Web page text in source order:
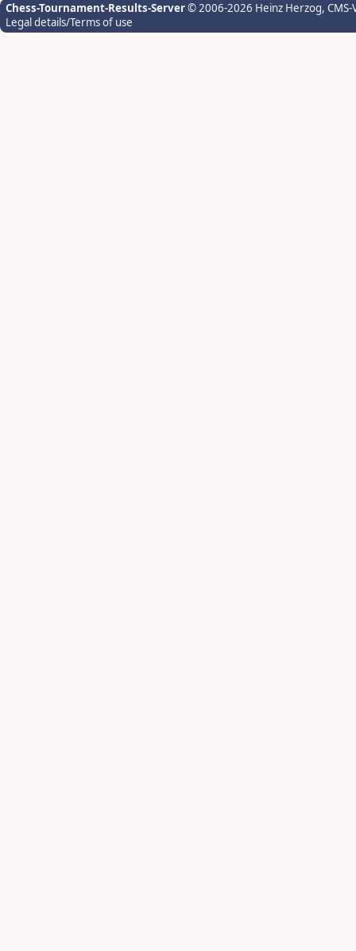
Chess-Tournament-Results-Server© 2006-2026 Heinz Herzog,
Legal details/Terms of use